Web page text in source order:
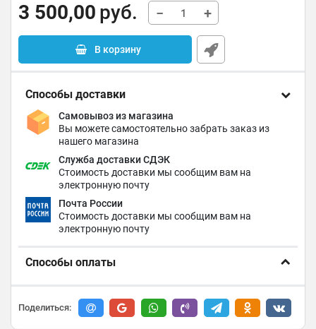
3 500,00 руб. − +
В корзину
Способы доставки
Самовывоз из магазина
Вы можете самостоятельно забрать заказ из
нашего магазина
Служба доставки СДЭК
Стоимость доставки мы сообщим вам на
электронную почту
Почта России
Стоимость доставки мы сообщим вам на
электронную почту
Способы оплаты
Поделиться: